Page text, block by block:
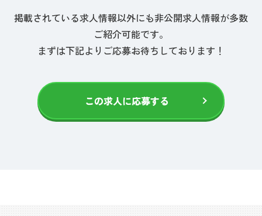
掲載されている求人情報以外にも非公開求人情報が多数
ご紹介可能です。
まずは下記よりご応募お待ちしております！
この求人に応募する